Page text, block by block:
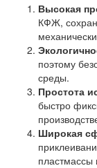
Высокая
КФЖ,
поэтому
среды.
Простота
быстро
Широкая
пластмассы